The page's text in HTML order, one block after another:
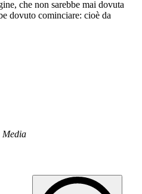
che non sarebbe mai dovuta
dovuto cominciare: cioè da
Media